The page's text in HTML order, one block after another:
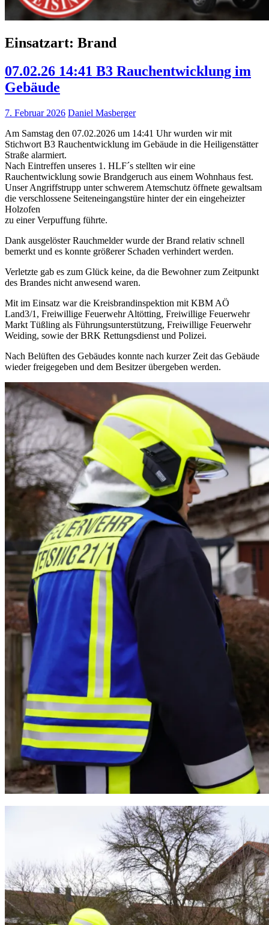
Einsatzart: Brand
07.02.26 14:41 B3 Rauchentwicklung im
Gebäude
7. Februar 2026 Daniel Masberger
Am Samstag den 07.02.2026 um 14:41 Uhr wurden wir mit
Stichwort B3 Rauchentwicklung im Gebäude in die Heiligenstätter
Straße alarmiert.
Nach Eintreffen unseres 1. HLF´s stellten wir eine
Rauchentwicklung sowie Brandgeruch aus einem Wohnhaus fest.
Unser Angriffstrupp unter schwerem Atemschutz öffnete gewaltsam
die verschlossene Seiteneingangstüre hinter der ein eingeheizter
Holzofen
zu einer Verpuffung führte.
Dank ausgelöster Rauchmelder wurde der Brand relativ schnell
bemerkt und es konnte größerer Schaden verhindert werden.
Verletzte gab es zum Glück keine, da die Bewohner zum Zeitpunkt
des Brandes nicht anwesend waren.
Mit im Einsatz war die Kreisbrandinspektion mit KBM AÖ
Land3/1, Freiwillige Feuerwehr Altötting, Freiwillige Feuerwehr
Markt Tüßling als Führungsunterstützung, Freiwillige Feuerwehr
Weiding, sowie der BRK Rettungsdienst und Polizei.
Nach Belüften des Gebäudes konnte nach kurzer Zeit das Gebäude
wieder freigegeben und dem Besitzer übergeben werden.